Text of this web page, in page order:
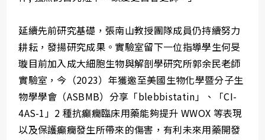
延續先前研究基礎，張南山教授團隊成員仍持續努力
耕耘，發揚研究成果。實驗室留下一位指導學生何旻
璇目前加入成大細胞生物與解剖學研究所郭余民老師
實驗室，今（2023）年獲邀至美國生物化學暨分子生
物學學會（ASBMB）分享「blebbistatin」、「CI-
4AS-1」2 種抗癲癇臨床用藥能夠提升 WWOX 等表現
以及保護癲癇發生所帶來的傷害，有利未來用藥開發